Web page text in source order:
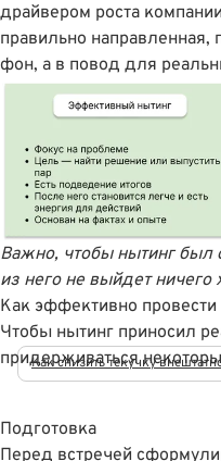
драйвером роста
правильно направленная,
фон, а в повод для
Важно, чтобы нытинг был
из него не выйдет ничего
Как эффективно провести
Чтобы нытинг приносил
придерживаться
Как снизить текучку
Подготовка
Перед встречей